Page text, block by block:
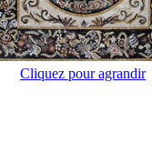
Cliquez pour agrandir